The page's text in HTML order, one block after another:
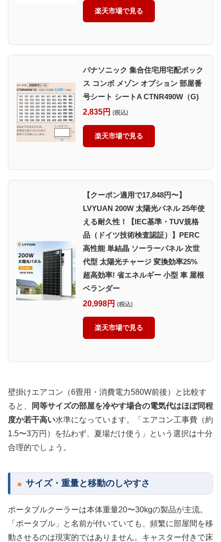
楽天市場で見る
パナソニック 集合住宅用宅配ボック
ス コンボ メゾン オプション 部屋番
号シート シートA CTNR490W（G)
2,835円 (税込)
楽天市場で見る
【クーポン適用で17,848円〜】
LVYUAN 200W 太陽光パネル 25年使
える耐久性！【IEC基準・TUV規格
品（ドイツ技術検査認証）】PERC
高性能 単結晶 ソーラーパネル 次世
代型 太陽光チャージ 変換効率25%
超高効率! 省エネルギー 小型 車 屋根
ベランダー
20,998円 (税込)
楽天市場で見る
壁掛けエアコン（6畳用・消費電力580W前後）と比較す
ると、
同等サイズの部屋を冷やす場合の電気代はほぼ同程
度か若干高い水準になっています。「エアコン工事費（約
1.5〜3万円）を払わず、夏場だけ使う」という選択は十分
合理的でしょう。
サイズ・重量と移動のしやすさ
ポータブルクーラーは本体重量20〜30kgの製品が主流。
「ポータブル」と名前が付いていても、頻繁に部屋間を移
動させるのは現実的ではありません。キャスター付きで床